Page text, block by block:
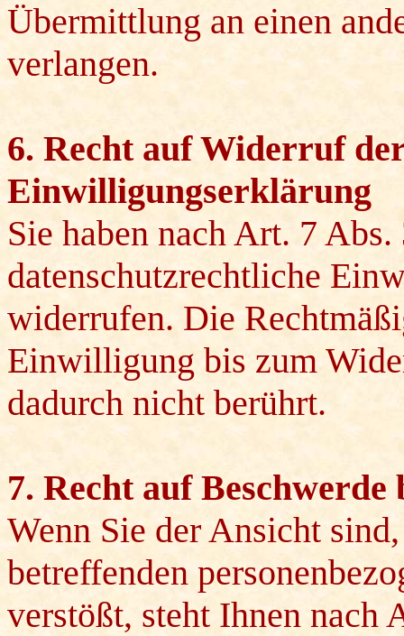
Übermittlung an einen
verlangen.
6. Recht auf Widerruf
Einwilligungserklärung
Sie haben nach Art. 7
datenschutzrechtliche
widerrufen. Die
Einwilligung bis zum
dadurch nicht berührt.
7. Recht auf
Wenn Sie der Ansicht
betreffenden
verstößt, steht Ihnen nach